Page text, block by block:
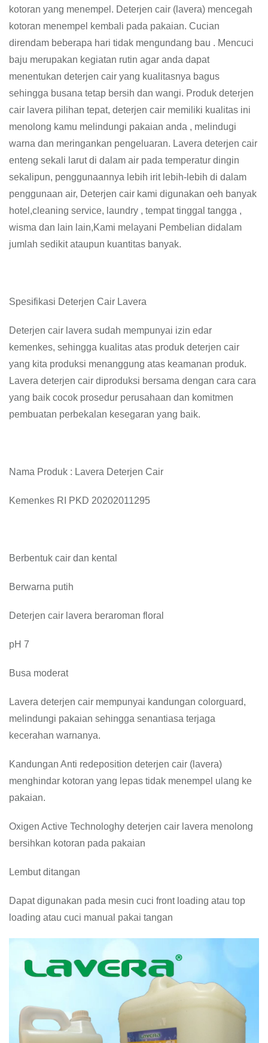
kotoran yang menempel. Deterjen cair (lavera) mencegah
kotoran menempel kembali pada pakaian. Cucian
direndam beberapa hari tidak mengundang bau . Mencuci
baju merupakan kegiatan rutin agar anda dapat
menentukan deterjen cair yang kualitasnya bagus
sehingga busana tetap bersih dan wangi. Produk deterjen
cair lavera pilihan tepat, deterjen cair memiliki kualitas ini
menolong kamu melindungi pakaian anda , melindugi
warna dan meringankan pengeluaran. Lavera deterjen cair
enteng sekali larut di dalam air pada temperatur dingin
sekalipun, penggunaannya lebih irit lebih-lebih di dalam
penggunaan air, Deterjen cair kami digunakan oeh banyak
hotel,cleaning service, laundry , tempat tinggal tangga ,
wisma dan lain lain,Kami melayani Pembelian didalam
jumlah sedikit ataupun kuantitas banyak.
Spesifikasi Deterjen Cair Lavera
Deterjen cair lavera sudah mempunyai izin edar
kemenkes, sehingga kualitas atas produk deterjen cair
yang kita produksi menanggung atas keamanan produk.
Lavera deterjen cair diproduksi bersama dengan cara cara
yang baik cocok prosedur perusahaan dan komitmen
pembuatan perbekalan kesegaran yang baik.
Nama Produk : Lavera Deterjen Cair
Kemenkes RI PKD 20202011295
Berbentuk cair dan kental
Berwarna putih
Deterjen cair lavera beraroman floral
pH 7
Busa moderat
Lavera deterjen cair mempunyai kandungan colorguard,
melindungi pakaian sehingga senantiasa terjaga
kecerahan warnanya.
Kandungan Anti redeposition deterjen cair (lavera)
menghindar kotoran yang lepas tidak menempel ulang ke
pakaian.
Oxigen Active Technologhy deterjen cair lavera menolong
bersihkan kotoran pada pakaian
Lembut ditangan
Dapat digunakan pada mesin cuci front loading atau top
loading atau cuci manual pakai tangan